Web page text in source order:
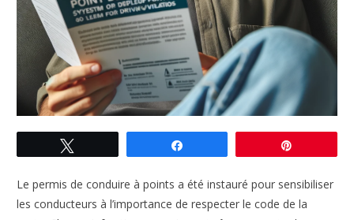
Le permis de conduire à points a été instauré pour sensibiliser
les conducteurs à l’importance de respecter le code de la